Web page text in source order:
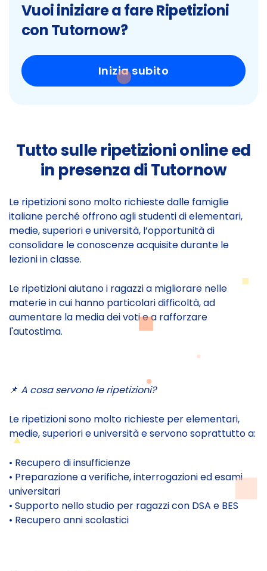
Vuoi iniziare a fare Ripetizioni
con Tutornow?
Inizia subito
Tutto sulle ripetizioni online ed
in presenza di Tutornow
Le ripetizioni sono molto richieste dalle famiglie
italiane perché offrono agli studenti di elementari,
medie, superiori e università, l’opportunità di
consolidare le conoscenze acquisite durante le
lezioni in classe.
Le ripetizioni aiutano i ragazzi a migliorare nelle
materie in cui hanno particolari difficoltà, ad
aumentare la media dei voti e a rafforzare
l'autostima.
📌 A cosa servono le ripetizioni?
Le ripetizioni sono molto richieste per elementari,
medie, superiori e università e servono soprattutto a:
• Recupero di insufficienze
• Preparazione a verifiche, interrogazioni ed esami
universitari
• Supporto nello studio per ragazzi con DSA e BES
• Recupero anni scolastici